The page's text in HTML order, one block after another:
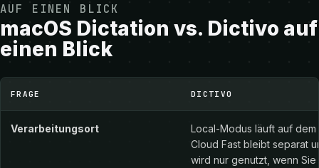
AUF EINEN BLICK
macOS Dictation vs. Dictivo auf
einen Blick
FRAGE DICTIVO
Verarbeitungsort
Local-Modus läuft auf dem
Cloud Fast bleibt separat
wird nur genutzt, wenn Sie